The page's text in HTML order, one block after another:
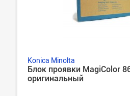
Konica Minolta
Блок проявки MagiColor
оригинальный